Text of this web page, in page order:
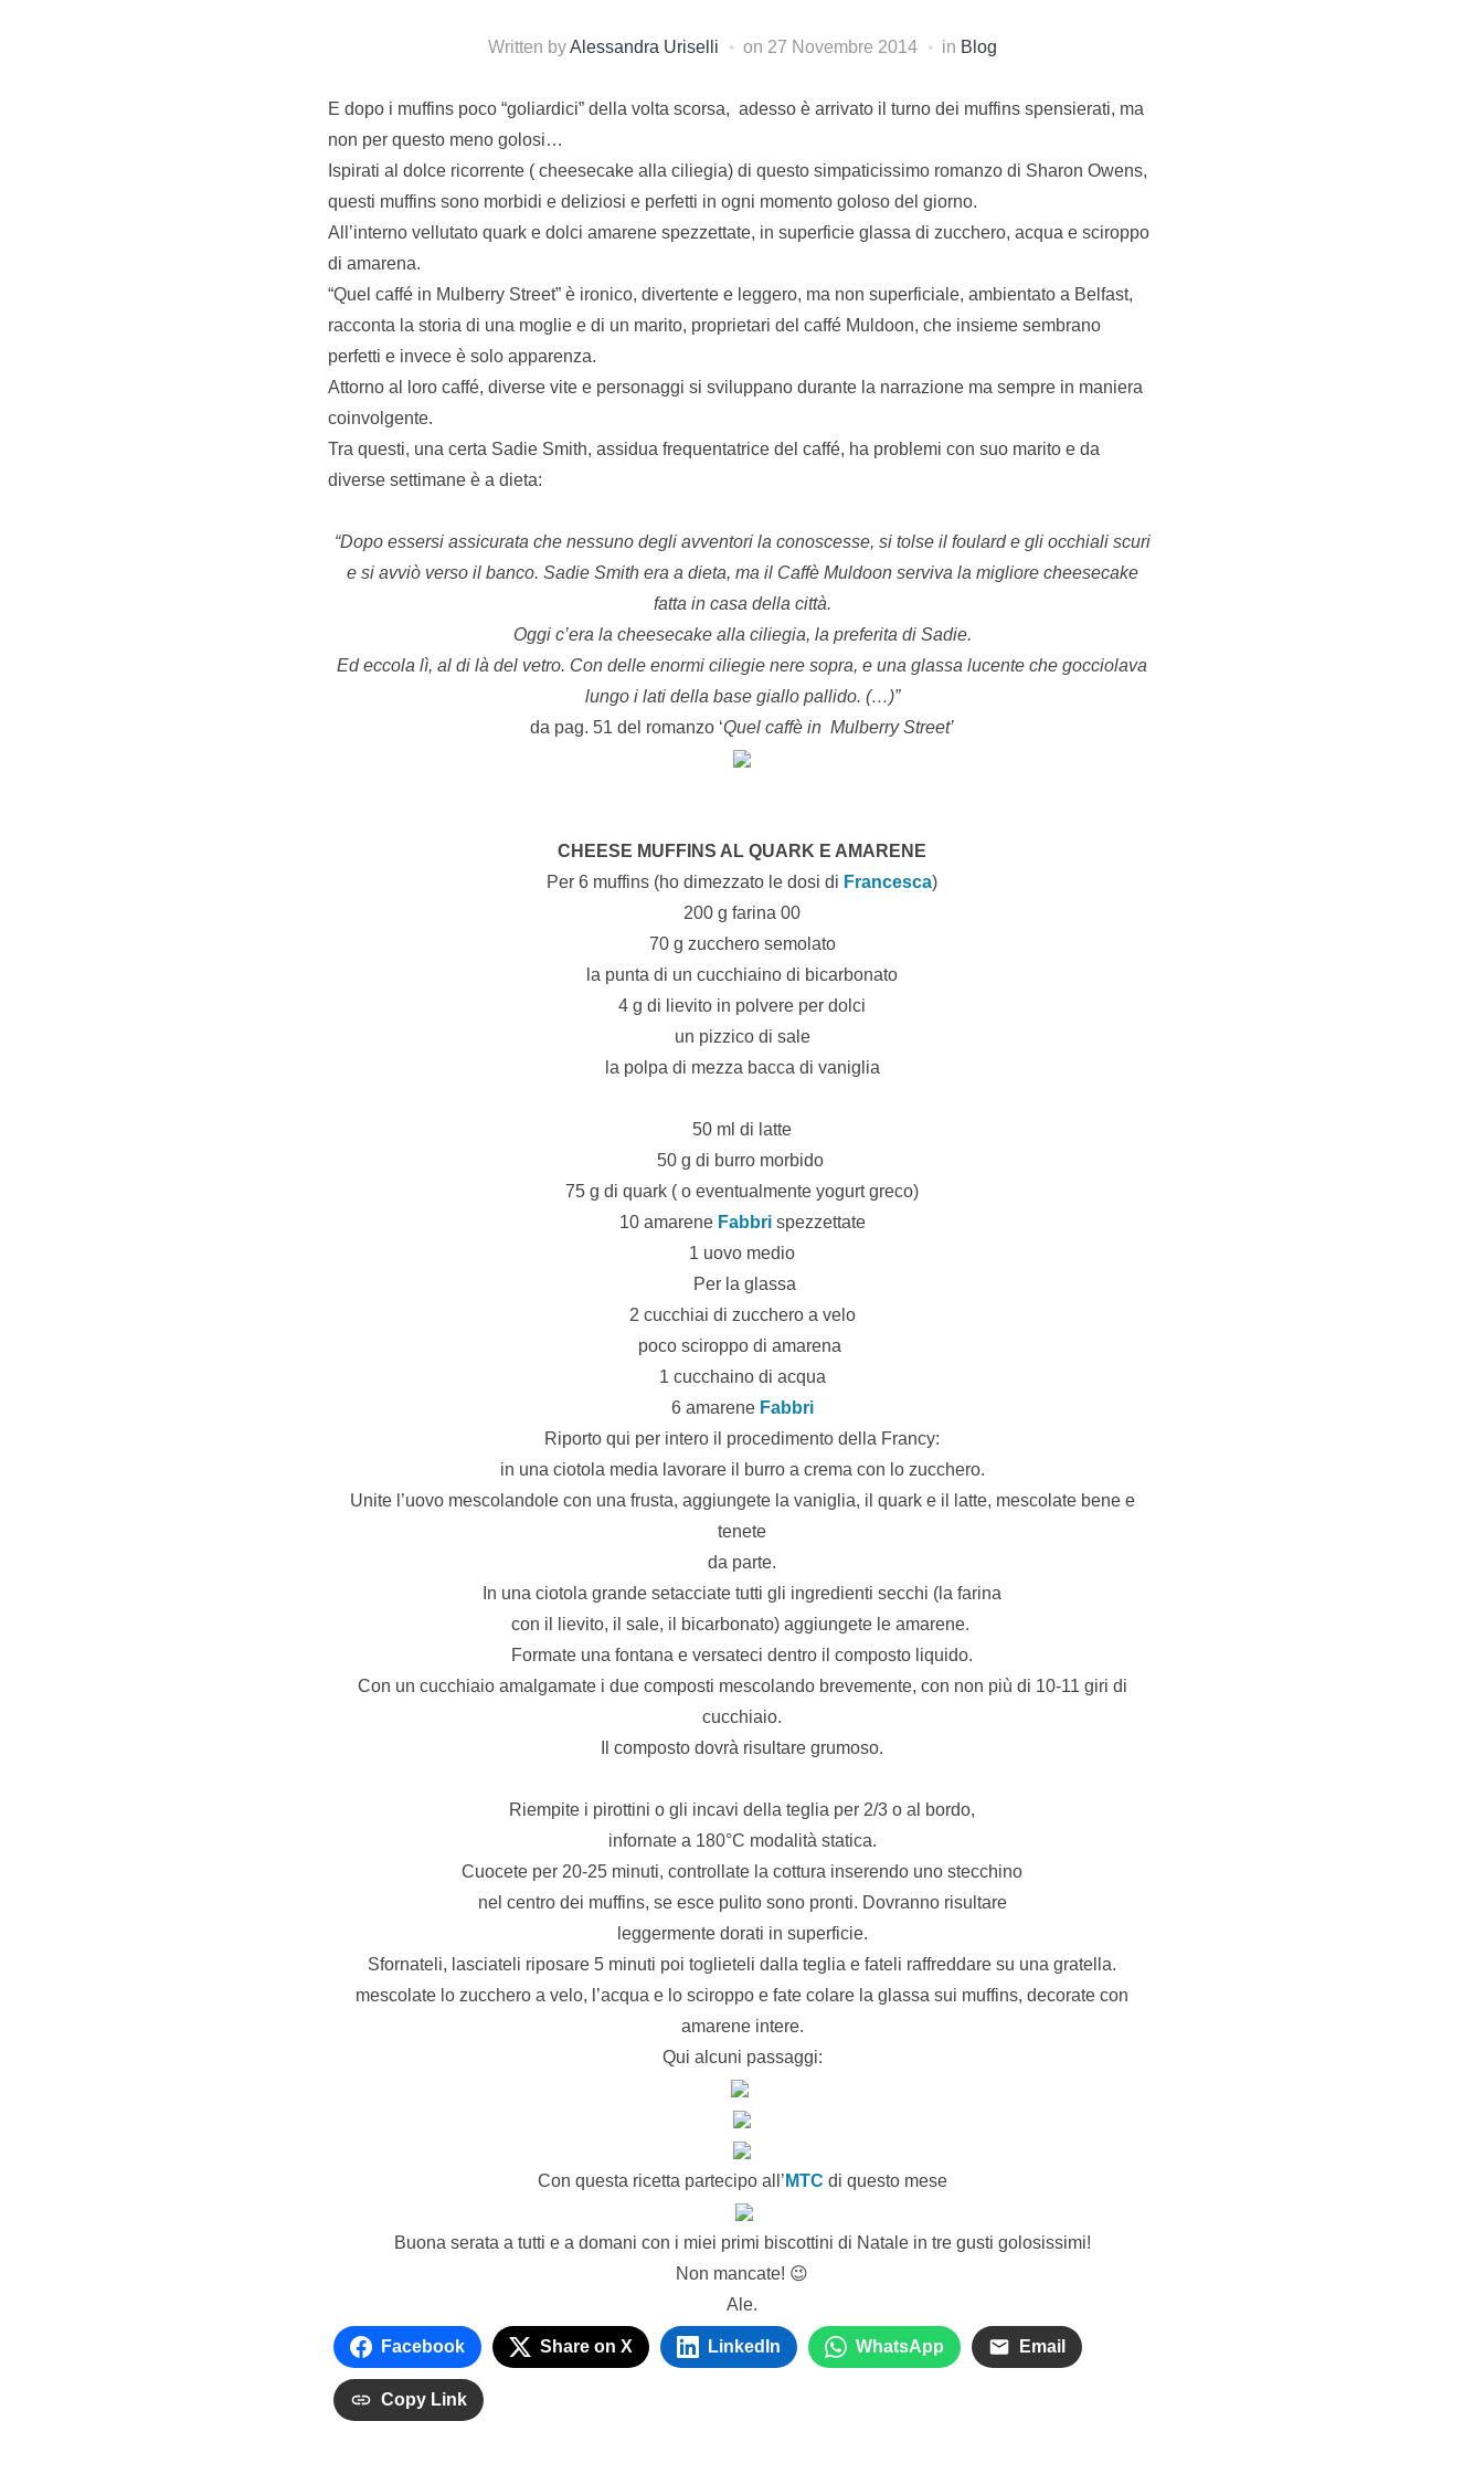
Written byAlessandra Uriselli on 27 Novembre 2014 in Blog
E dopo i muffins poco “goliardici” della volta scorsa, adesso è arrivato il turno dei muffins spensierati, ma
non per questo meno golosi…
Ispirati al dolce ricorrente ( cheesecake alla ciliegia) di questo simpaticissimo romanzo di Sharon Owens,
questi muffins sono morbidi e deliziosi e perfetti in ogni momento goloso del giorno.
All’interno vellutato quark e dolci amarene spezzettate, in superficie glassa di zucchero, acqua e sciroppo
di amarena.
“Quel caffé in Mulberry Street” è ironico, divertente e leggero, ma non superficiale, ambientato a Belfast,
racconta la storia di una moglie e di un marito, proprietari del caffé Muldoon, che insieme sembrano
perfetti e invece è solo apparenza.
Attorno al loro caffé, diverse vite e personaggi si sviluppano durante la narrazione ma sempre in maniera
coinvolgente.
Tra questi, una certa Sadie Smith, assidua frequentatrice del caffé, ha problemi con suo marito e da
diverse settimane è a dieta:
“Dopo essersi assicurata che nessuno degli avventori la conoscesse, si tolse il foulard e gli occhiali scuri
e si avviò verso il banco. Sadie Smith era a dieta, ma il Caffè Muldoon serviva la migliore cheesecake
fatta in casa della città.
Oggi c’era la cheesecake alla ciliegia, la preferita di Sadie.
Ed eccola lì, al di là del vetro. Con delle enormi ciliegie nere sopra, e una glassa lucente che gocciolava
lungo i lati della base giallo pallido. (…)”
da pag. 51 del romanzo ‘Quel caffè in Mulberry Street’
CHEESE MUFFINS AL QUARK E AMARENE
Per 6 muffins (ho dimezzato le dosi di Francesca)
200 g farina 00
70 g zucchero semolato
la punta di un cucchiaino di bicarbonato
4 g di lievito in polvere per dolci
un pizzico di sale
la polpa di mezza bacca di vaniglia
50 ml di latte
50 g di burro morbido
75 g di quark ( o eventualmente yogurt greco)
10 amarene Fabbri spezzettate
1 uovo medio
Per la glassa
2 cucchiai di zucchero a velo
poco sciroppo di amarena
1 cucchaino di acqua
6 amarene Fabbri
Riporto qui per intero il procedimento della Francy:
in una ciotola media lavorare il burro a crema con lo zucchero.
Unite l’uovo mescolandole con una frusta, aggiungete la vaniglia, il quark e il latte, mescolate bene e
tenete
da parte.
In una ciotola grande setacciate tutti gli ingredienti secchi (la farina
con il lievito, il sale, il bicarbonato) aggiungete le amarene.
Formate una fontana e versateci dentro il composto liquido.
Con un cucchiaio amalgamate i due composti mescolando brevemente, con non più di 10-11 giri di
cucchiaio.
Il composto dovrà risultare grumoso.
Riempite i pirottini o gli incavi della teglia per 2/3 o al bordo,
infornate a 180°C modalità statica.
Cuocete per 20-25 minuti, controllate la cottura inserendo uno stecchino
nel centro dei muffins, se esce pulito sono pronti. Dovranno risultare
leggermente dorati in superficie.
Sfornateli, lasciateli riposare 5 minuti poi toglieteli dalla teglia e fateli raffreddare su una gratella.
mescolate lo zucchero a velo, l’acqua e lo sciroppo e fate colare la glassa sui muffins, decorate con
amarene intere.
Qui alcuni passaggi:
Con questa ricetta partecipo all’ MTC di questo mese
Buona serata a tutti e a domani con i miei primi biscottini di Natale in tre gusti golosissimi!
Non mancate! 😉
Ale.
Facebook Share on X LinkedIn WhatsApp Email
Copy Link